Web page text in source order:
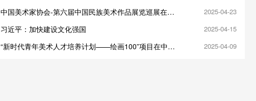
中国美术家协会-第六届中国民族美术作品展览巡展在成
2025-04-23
习近平：加快建设文化强国 2025-04-15
“新时代青年美术人才培养计划——绘画100”项目在中国
2025-04-09